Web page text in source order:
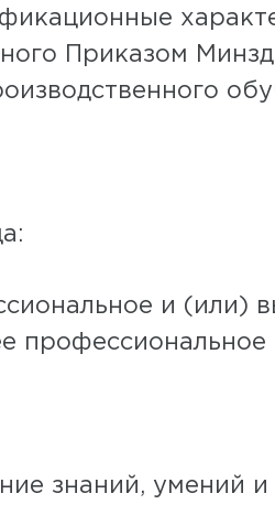
Приказом
и (или)
знаний, умений